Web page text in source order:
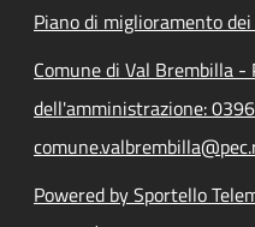
Piano di miglioramento
Comune di Val Brembilla -
dell'amministrazione:
Powered by Sportello